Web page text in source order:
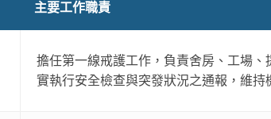
主要工作職責
擔任第一線戒護工作，負責舍房、工場
實執行安全檢查與突發狀況之通報，維持